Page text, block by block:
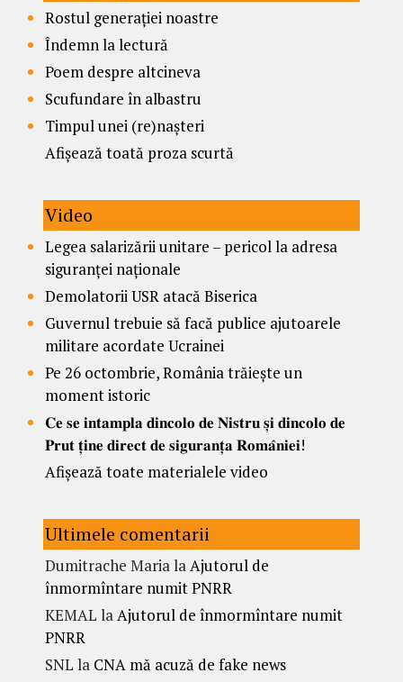
Rostul generației noastre
Îndemn la lectură
Poem despre altcineva
Scufundare în albastru
Timpul unei (re)nașteri
Afișează toată proza scurtă
Video
Legea salarizării unitare – pericol la adresa
siguranței naționale
Demolatorii USR atacă Biserica
Guvernul trebuie să facă publice ajutoarele
militare acordate Ucrainei
Pe 26 octombrie, România trăiește un
moment istoric
𝐂𝐞 𝐬𝐞 𝐢𝐧𝐭𝐚𝐦𝐩𝐥𝐚 𝐝𝐢𝐧𝐜𝐨𝐥𝐨 𝐝𝐞 𝐍𝐢𝐬𝐭𝐫𝐮 𝐬̦𝐢 𝐝𝐢𝐧𝐜𝐨𝐥𝐨 𝐝𝐞
𝐏𝐫𝐮𝐭 𝐭̦𝐢𝐧𝐞 𝐝𝐢𝐫𝐞𝐜𝐭 𝐝𝐞 𝐬𝐢𝐠𝐮𝐫𝐚𝐧𝐭̦𝐚 𝐑𝐨𝐦𝐚̂𝐧𝐢𝐞𝐢!
Afișează toate materialele video
Ultimele comentarii
Dumitrache MarialaAjutorul de
înmormîntare numit PNRR
KEMAL laAjutorul de înmormîntare numit
PNRR
SNL la CNA mă acuză de fake news